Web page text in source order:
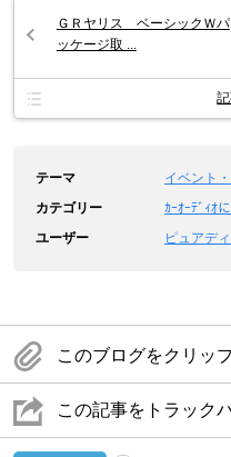
ＧＲヤリス ベーシックＷパ
ッケージ取 ...
テーマ
イベント
カテゴリー
ｶｰｵｰﾃﾞｨｵ
ユーザー
ピュアデ
このブログをクリッ
この記事をトラック